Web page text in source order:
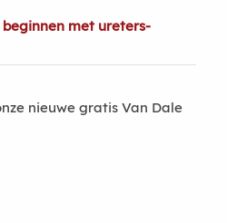
met ureters-
nieuwe gratis Van Dale